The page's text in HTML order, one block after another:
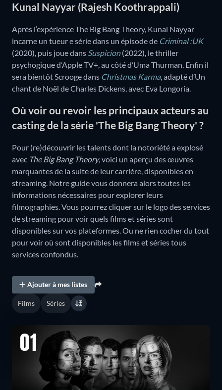
Kunal Nayyar (Rajesh Koothrappali)
Après l’expérience The Big Bang Theory, Kunal Nayyar
incarne un tueur e série dans un épisode de Criminal :UK
(2020), puis joue dans Suspicion (2022), le thriller
psychogique d’Apple TV+, au côté d’Uma Thurman. Enfin il
sera bientôt Scrooge dans Christmas Karma, adapté d’Un
chant de Noël de Charles Dickens, avec Eva Longoria.
Où voir ou revoir les principaux acteurs au
casting de la série 'The Big Bang Theory' ?
Pour (re)découvrir les talents dont la notoriété a explosé
avec The Big Bang Theory, voici un aperçu des œuvres
marquantes de la suite de leur carrière, disponibles en
streaming. Notre guide vous donnera alors toutes les
informations nécessaires pour explorer leurs
filmographies. Vous pourrez cliquer sur le logo des services
de streaming pour voir quels films et séries sont
disponibles sur vos plateformes. Ou ne rien cocher du tout
pour voir où sont disponibles les films et séries tous
services confondus.
Ajouter à mes listes
Films Séries
01